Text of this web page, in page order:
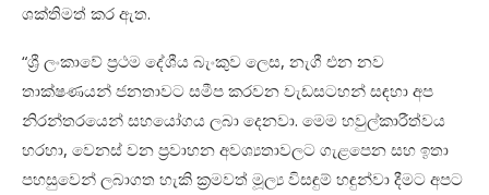
ශක්තිමත් කර ඇත.
“ශ්‍රී ලංකාවේ ප්‍රථම දේශීය බැංකුව ලෙස, නැගී එන නව
තාක්ෂණයන් ජනතාවට සමීප කරවන වැඩසටහන් සඳහා අප
නිරන්තරයෙන් සහයෝගය ලබා දෙනවා. මෙම හවුල්කාරීත්වය
හරහා, වෙනස් වන ප්‍රවාහන අවශ්‍යතාවලට ගැළපෙන සහ ඉතා
පහසුවෙන් ලබාගත හැකි ක්‍රමවත් මූල්‍ය විසඳුම් හඳුන්වා දීමට අපට